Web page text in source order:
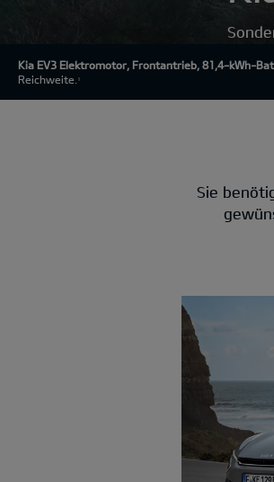
Kia EV3 Elektromotor, Frontantrieb, 81,4-kWh-
Reichweite.
1
Sie